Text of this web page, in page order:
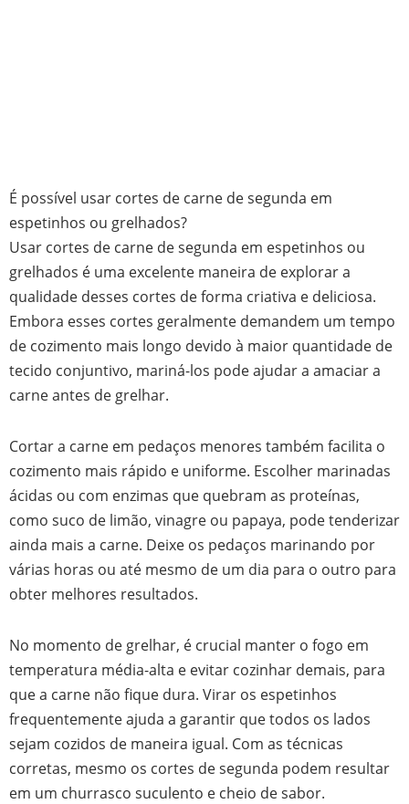
É possível usar cortes de carne de segunda em
espetinhos ou grelhados?
Usar cortes de carne de segunda em espetinhos ou
grelhados é uma excelente maneira de explorar a
qualidade desses cortes de forma criativa e deliciosa.
Embora esses cortes geralmente demandem um tempo
de cozimento mais longo devido à maior quantidade de
tecido conjuntivo, mariná-los pode ajudar a amaciar a
carne antes de grelhar.
Cortar a carne em pedaços menores também facilita o
cozimento mais rápido e uniforme. Escolher marinadas
ácidas ou com enzimas que quebram as proteínas,
como suco de limão, vinagre ou papaya, pode tenderizar
ainda mais a carne. Deixe os pedaços marinando por
várias horas ou até mesmo de um dia para o outro para
obter melhores resultados.
No momento de grelhar, é crucial manter o fogo em
temperatura média-alta e evitar cozinhar demais, para
que a carne não fique dura. Virar os espetinhos
frequentemente ajuda a garantir que todos os lados
sejam cozidos de maneira igual. Com as técnicas
corretas, mesmo os cortes de segunda podem resultar
em um churrasco suculento e cheio de sabor.